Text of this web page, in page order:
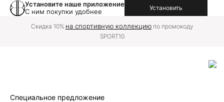
Установите наше приложение
С ним покупки удобнее
Установить
Скидка 10% на спортивную коллекцию по промокоду
SPORT10
Специальное предложение